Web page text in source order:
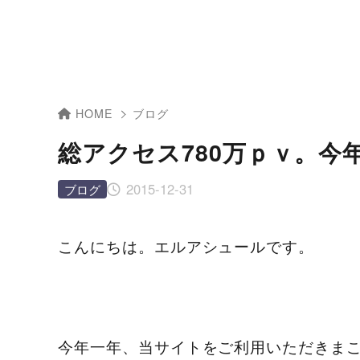
HOME ブログ
総アクセス780万ｐｖ。今
2015-12-31
ブログ
こんにちは。エルアシュールです。
今年一年、当サイトをご利用いただきま